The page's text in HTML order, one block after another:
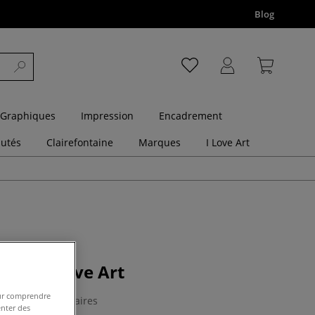
Blog
Impression
Encadrement
Clairefontaine Marques I Love Art
I Love Art
5 Commentaires
comprendre
des